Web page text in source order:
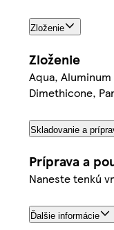
Zloženie
Zloženie
Aqua,
Dimethicone,
Skladovanie a
Príprava a
Naneste tenkú
Ďalšie informácie